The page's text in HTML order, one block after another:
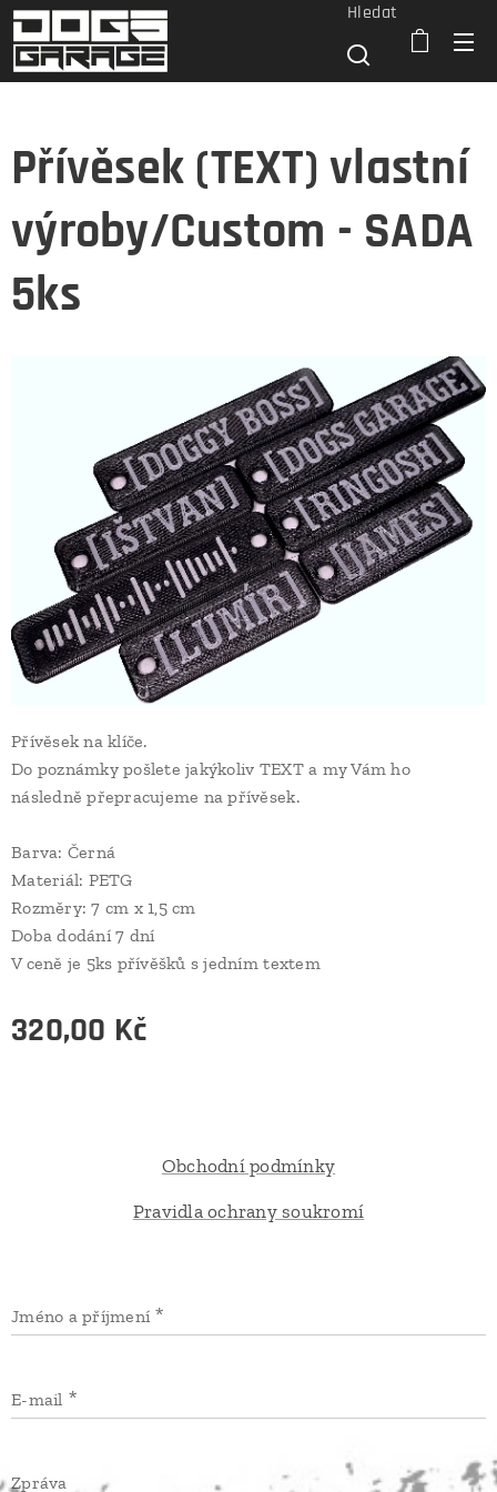
Hledat
Přívěsek (TEXT) vlastní
výroby/Custom - SADA
5ks
Přívěsek na klíče.
Do poznámky pošlete jakýkoliv TEXT a my Vám ho
následně přepracujeme na přívěsek.
Barva: Černá
Materiál: PETG
Rozměry: 7 cm x 1,5 cm
Doba dodání 7 dní
V ceně je 5ks přívěšků s jedním textem
320,00 Kč
Obchodní podmínky
Pravidla ochrany soukromí
Jméno a příjmení
E-mail
Zpráva